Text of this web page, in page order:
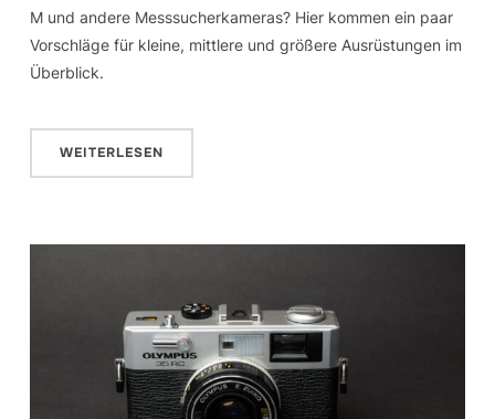
M und andere Messsucherkameras? Hier kommen ein paar
Vorschläge für kleine, mittlere und größere Ausrüstungen im
Überblick.
WEITERLESEN